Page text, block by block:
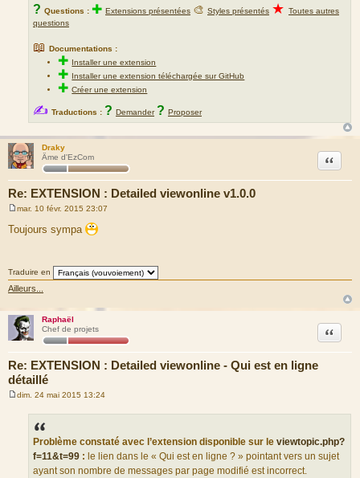
? Questions : ✚ Extensions présentées 🎨 Styles présentés ★ Toutes autres
questions
📖 Documentations :
✚ Installer une extension
✚ Installer une extension téléchargée sur GitHub
✚Créer une extension
✍ Traductions : ? Demander ? Proposer
Draky
Âme d'EzCom
Re: EXTENSION : Detailed viewonline v1.0.0
Citation
e
s
e
mar. 10 févr. 2015 23:07
Toujours sympa
Traduire en
Ailleurs...
Raphaël
Chef de projets
Re: EXTENSION : Detailed viewonline - Qui est en ligne
détaillé
Citation
dim. 24 mai 2015 13:24
Problème constaté avec l’extension disponible sur le viewtopic.php?
f=11&t=99 : le lien dans le « Qui est en ligne ? » pointant vers un sujet
ayant son nombre de messages par page modifié est incorrect.